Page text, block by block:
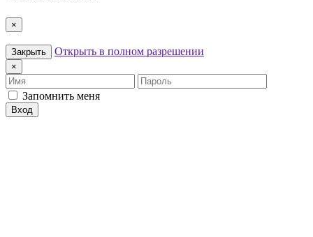
×
Закрыть Открыть в полном разрешении
×
Имя
Пароль
Запомнить меня
Вход